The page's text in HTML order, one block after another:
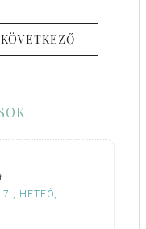
KÖVETKEZŐ
HÉTFŐ,